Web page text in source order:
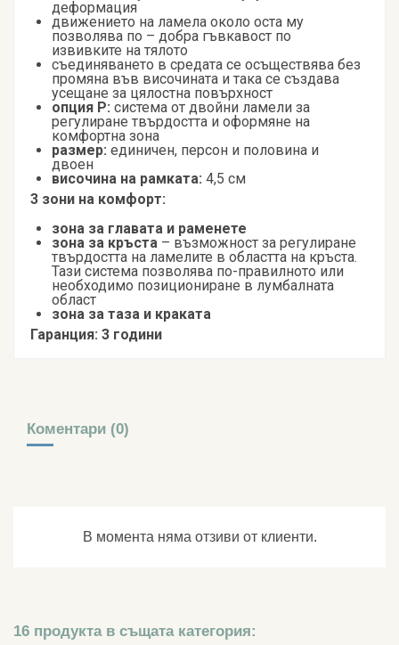
деформация
движението на ламела около оста му
позволява по – добра гъвкавост по
извивките на тялото
съединяването в средата се осъществява без
промяна във височината и така се създава
усещане за цялостна повърхност
опция Р: система от двойни ламели за
регулиране твърдостта и оформяне на
комфортна зона
размер: единичен, персон и половина и
двоен
височина на рамката: 4,5 см
3 зони на комфорт:
зона за главата и раменете
зона за кръста – възможност за регулиране
твърдостта на ламелите в областта на кръста.
Тази система позволява по-правилното или
необходимо позициониране в лумбалната
област
зона за таза и краката
Гаранция: 3 години
Коментари (0)
В момента няма отзиви от клиенти.
16 продукта в същата категория: